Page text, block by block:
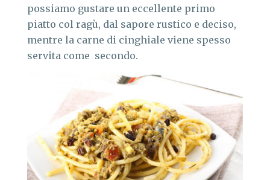
possiamo gustare un eccellente primo
piatto col ragù, dal sapore rustico e deciso,
mentre la carne di cinghiale viene spesso
servita come secondo.